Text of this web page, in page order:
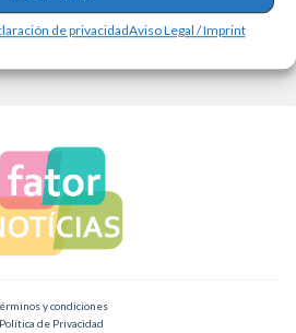
de privacidadAviso Legal / Imprint
y condiciones
Política de Privacidad